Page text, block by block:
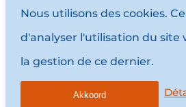
© 1987 - 2026
Termes et
Nous utilisons des cookies.
d'analyser l'utilisation du site
la gestion de ce dernier.
Akkoord